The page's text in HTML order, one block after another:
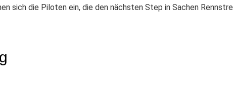
sich die Piloten ein, die den nächsten Step in Sachen